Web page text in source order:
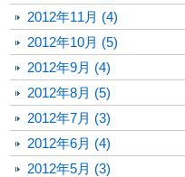
2012年11月 (4)
2012年10月 (5)
2012年9月 (4)
2012年8月 (5)
2012年7月 (3)
2012年6月 (4)
2012年5月 (3)